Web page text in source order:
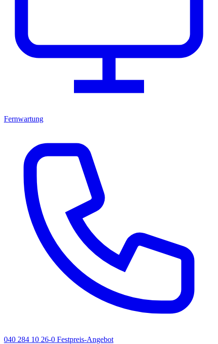
Fernwartung
040 284 10 26-0 Festpreis-Angebot